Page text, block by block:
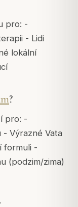
pro: -
- Lidi
lokální
?
pro: -
Výrazné Vata
formuli -
(podzim/zima)